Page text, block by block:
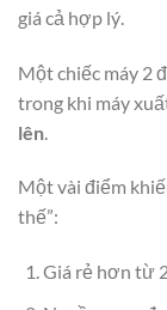
giá cả hợp lý.
Một chiếc máy 2
trong khi máy
lên
Một vài điểm
thế”:
Giá rẻ hơn từ